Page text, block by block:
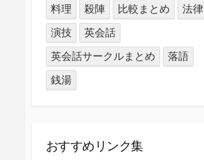
料理
殺陣 比較まとめ
法律
演技
英会話
英会話サークルまとめ
落語
銭湯
おすすめリンク集